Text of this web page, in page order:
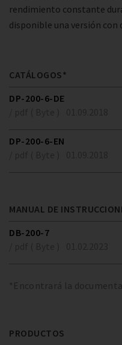
rendimiento constante
disponible una versión con
CATÁLOGOS*
DP-200-6-DE
DP-200-6-EN
MANUAL DE
DB-200-7
*Encontrará la
PRODUCTOS